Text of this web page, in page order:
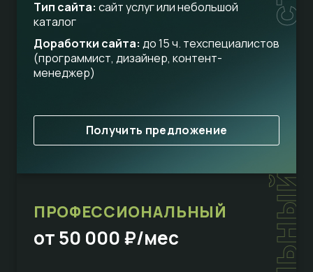
Тип сайта: сайт услуг или небольшой
каталог
Доработки сайта: до 15 ч. техспециалистов
(программист, дизайнер, контент-
менеджер)
Получить предложение
ПРОФЕССИОНАЛЬНЫЙ
от 50 000 ₽/мес